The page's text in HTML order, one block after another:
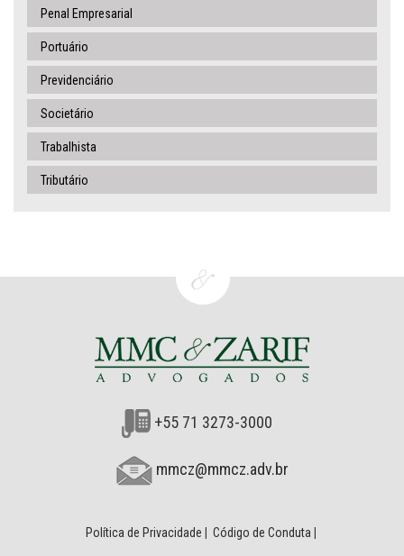
Penal Empresarial
Portuário
Previdenciário
Societário
Trabalhista
Tributário
+55 71 3273-3000
mmcz@mmcz.adv.br
Política de Privacidade Código de Conduta